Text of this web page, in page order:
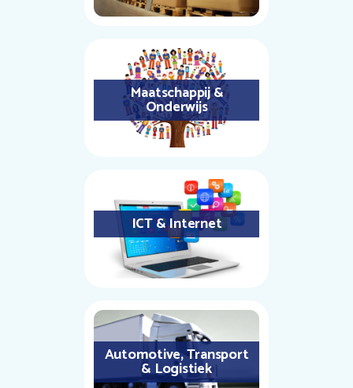
Maatschappij &
Onderwijs
ICT & Internet
Automotive, Transport
& Logistiek